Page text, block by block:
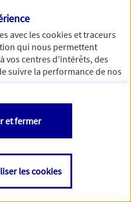
avec lescookies et traceurs
qui nous permettent
vos centres d'intérêts, des
suivre la performance de nos
les refuser comme de
allant sur
les cookies
et fermer